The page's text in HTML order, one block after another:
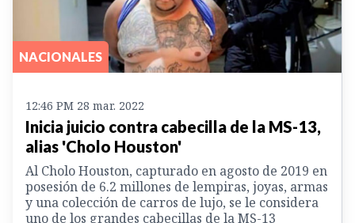
NACIONALES
12:46 PM 28 mar. 2022
Inicia juicio contra cabecilla de la MS-13,
alias 'Cholo Houston'
Al Cholo Houston, capturado en agosto de 2019 en
posesión de 6.2 millones de lempiras, joyas, armas
y una colección de carros de lujo, se le considera
uno de los grandes cabecillas de la MS-13